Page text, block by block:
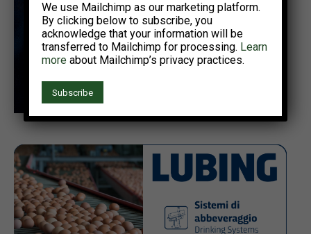
We use Mailchimp as our marketing platform.
By clicking below to subscribe, you
acknowledge that your information will be
transferred to Mailchimp for processing. Learn
more about Mailchimp’s privacy practices.